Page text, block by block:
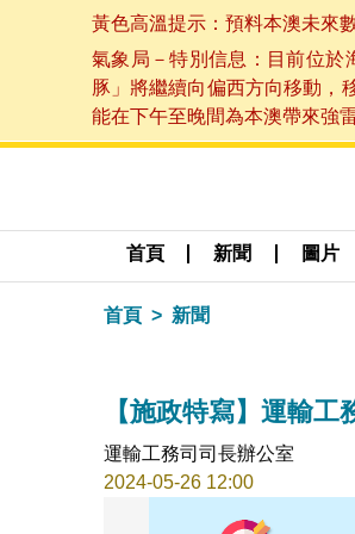
黃色高溫提示：預料本澳未來
氣象局－特別信息：目前位於
豚」將繼續向偏西方向移動，
能在下午至晚間為本澳帶來強
首頁 新聞 圖片
首頁 新聞
【施政特寫】運輸
運輸工務司司長辦公室
2024-05-26 12:00